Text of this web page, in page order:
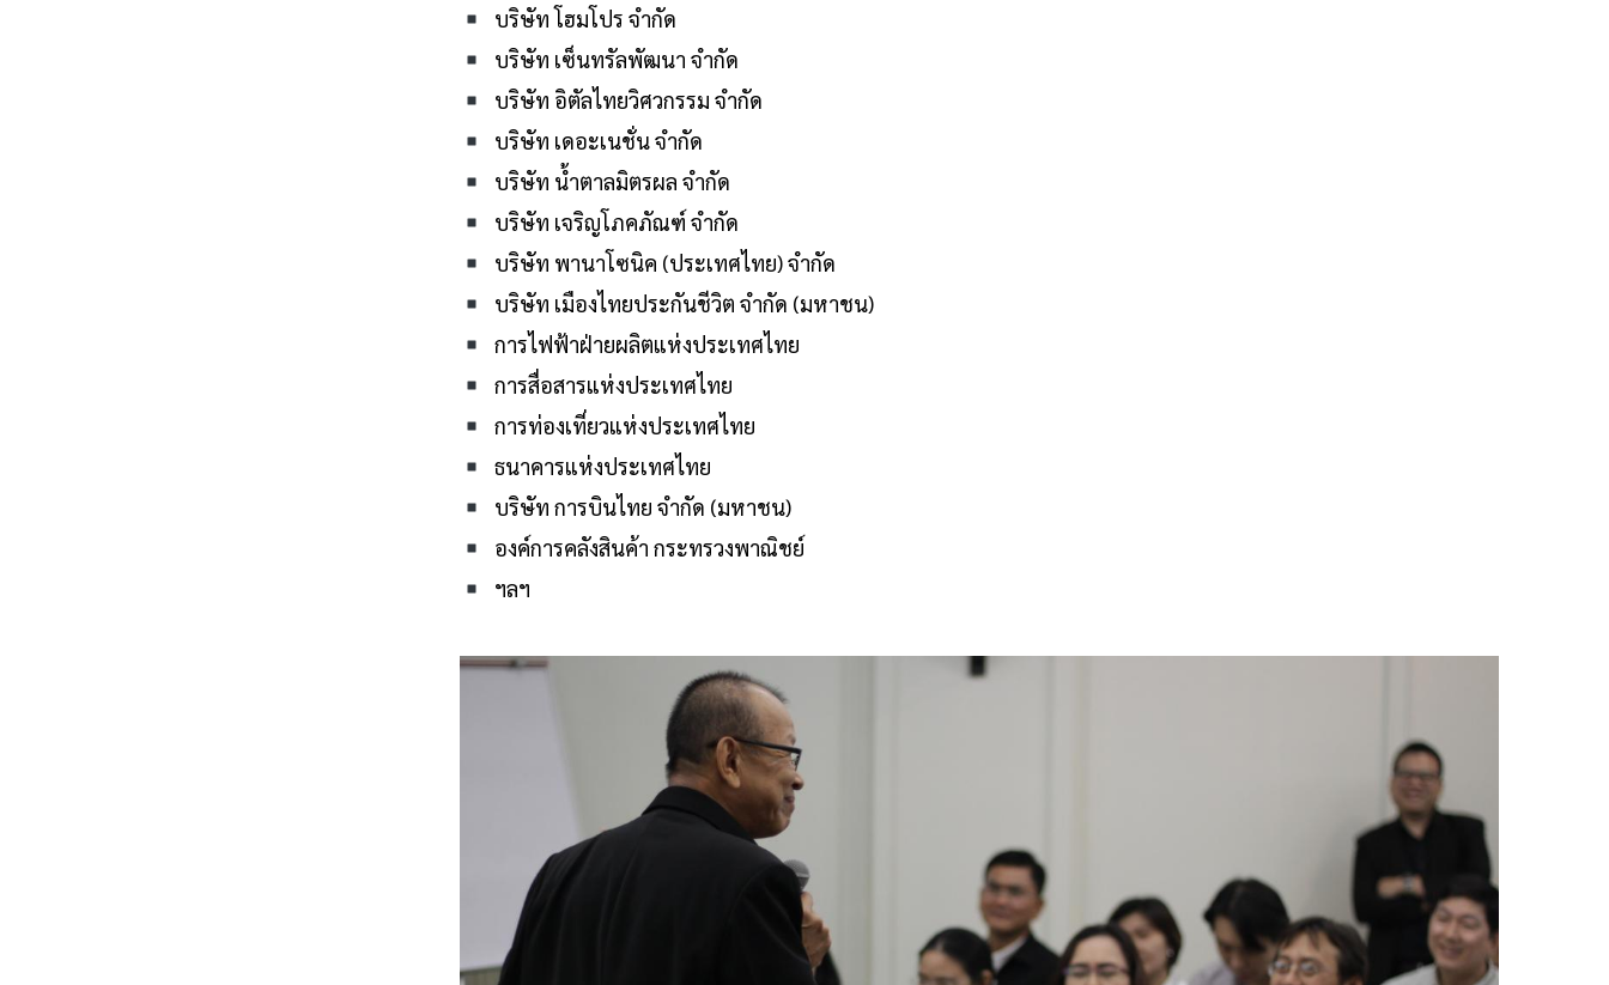
บริษัท โฮมโปร จำกัด
บริษัท เซ็นทรัลพัฒนา จำกัด
บริษัท อิตัลไทยวิศวกรรม จำกัด
บริษัท เดอะเนชั่น จำกัด
บริษัท น้ำตาลมิตรผล จำกัด
บริษัท เจริญโภคภัณฑ์ จำกัด
บริษัท พานาโซนิค (ประเทศไทย) จำกัด
บริษัท เมืองไทยประกันชีวิต จำกัด (มหาชน)
การไฟฟ้าฝ่ายผลิตแห่งประเทศไทย
การสื่อสารแห่งประเทศไทย
การท่องเที่ยวแห่งประเทศไทย
ธนาคารแห่งประเทศไทย
บริษัท การบินไทย จำกัด (มหาชน)
องค์การคลังสินค้า กระทรวงพาณิชย์
ฯลฯ